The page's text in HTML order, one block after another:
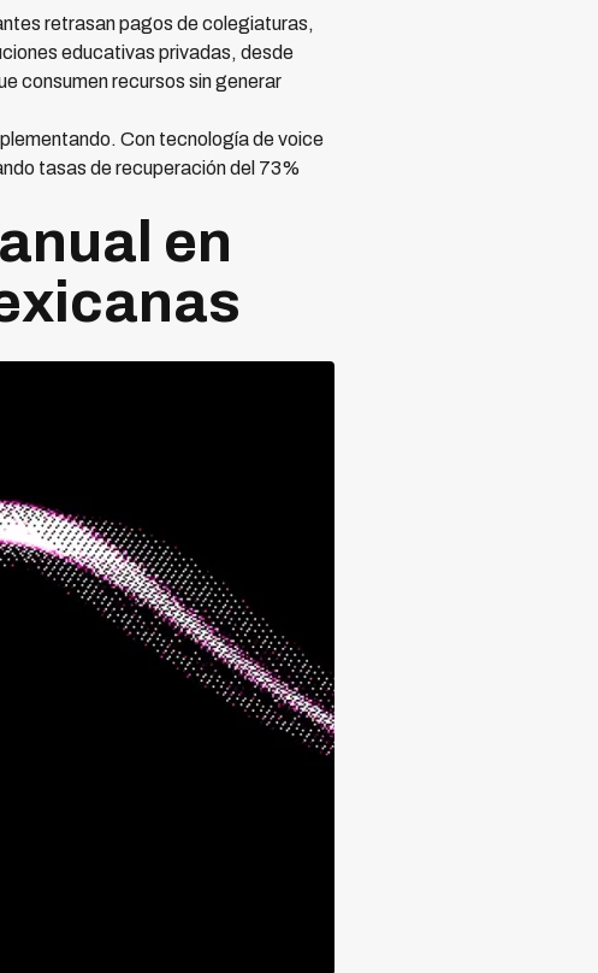
retrasan pagos de colegiaturas,
educativas privadas, desde
consumen recursos sin generar
Con tecnología de voice
tasas de recuperación del 73%
en